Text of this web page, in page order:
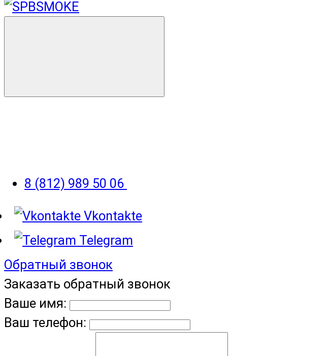
8 (812) 989 50 06
Vkontakte
Telegram
Обратный звонок
Заказать обратный звонок
Ваше имя:
Ваш телефон: